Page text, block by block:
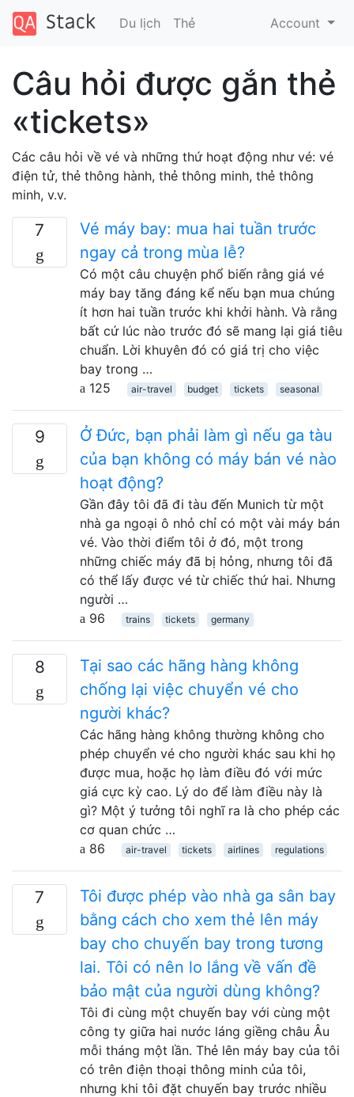
Du lịch Thẻ Account
Câu hỏi được gắn thẻ
«tickets»
Các câu hỏi về vé và những thứ hoạt động như vé: vé
điện tử, thẻ thông hành, thẻ thông minh, thẻ thông
minh, v.v.
7
Vé máy bay: mua hai tuần trước
ngay cả trong mùa lễ?
Có một câu chuyện phổ biến rằng giá vé
máy bay tăng đáng kể nếu bạn mua chúng
ít hơn hai tuần trước khi khởi hành. Và rằng
bất cứ lúc nào trước đó sẽ mang lại giá tiêu
chuẩn. Lời khuyên đó có giá trị cho việc
bay trong …
125
air-travel budget tickets seasonal
9
Ở Đức, bạn phải làm gì nếu ga tàu
của bạn không có máy bán vé nào
hoạt động?
Gần đây tôi đã đi tàu đến Munich từ một
nhà ga ngoại ô nhỏ chỉ có một vài máy bán
vé. Vào thời điểm tôi ở đó, một trong
những chiếc máy đã bị hỏng, nhưng tôi đã
có thể lấy được vé từ chiếc thứ hai. Nhưng
người …
96
trains tickets germany
8
Tại sao các hãng hàng không
chống lại việc chuyển vé cho
người khác?
Các hãng hàng không thường không cho
phép chuyển vé cho người khác sau khi họ
được mua, hoặc họ làm điều đó với mức
giá cực kỳ cao. Lý do để làm điều này là
gì? Một ý tưởng tôi nghĩ ra là cho phép các
cơ quan chức …
86
air-travel tickets airlines regulations
7
Tôi được phép vào nhà ga sân bay
bằng cách cho xem thẻ lên máy
bay cho chuyến bay trong tương
lai. Tôi có nên lo lắng về vấn đề
bảo mật của người dùng không?
Tôi đi cùng một chuyến bay với cùng một
công ty giữa hai nước láng giềng châu Âu
mỗi tháng một lần. Thẻ lên máy bay của tôi
có trên điện thoại thông minh của tôi,
nhưng khi tôi đặt chuyến bay trước nhiều